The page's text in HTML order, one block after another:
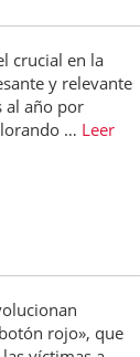
crucial en la
y relevante
al año por
… Leer
rojo», que